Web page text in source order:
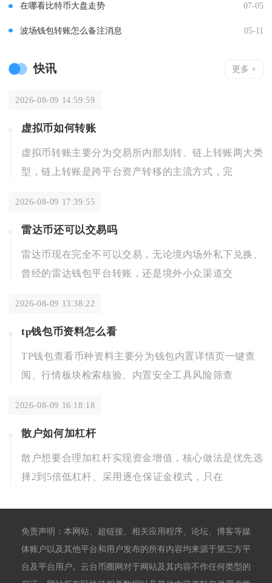
在哪看比特币大盘走势 07-05
波场钱包转账怎么备注消息 05-11
快讯 更多 +
2026-08-09 14:59:59
虚拟币如何转账
虚拟币转账主要分为交易所内部划转、链上转账两大类
型，链上转账是跨平台资产转移的主流方式，完
2026-08-09 17:39:55
雷达币还可以交易吗
雷达币现在完全不可以交易，无论境内场外私下兑换、
曾经的雷达钱包平台转账，还是境外小众渠道交
2026-08-09 13:38:22
tp钱包币资料怎么看
TP钱包查看币种资料主要分为钱包内置详情页一键查
阅、行情板块检索核验、内置安全工具风险筛查
2026-08-09 16:18:18
散户如何加杠杆
散户想要合理加杠杆实现资金增值，核心做法是优先选
择2到5倍低杠杆、采用逐仓保证金模式，只在
免责声明：本网站、超链接、相关应用程序、论坛、博客等媒
体账户以及其他平台和用户发布的所有内容均来源于第三方平
台及平台用户。云台币圈网对于网站及其内容不作任何类型的